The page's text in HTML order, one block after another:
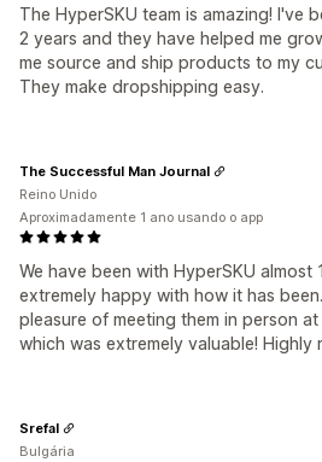
The HyperSKU team is amazing! I've
2 years and they have helped me
me source and ship products to my
They make dropshipping easy.
We have been with HyperSKU almost
extremely happy with how it has
pleasure of meeting them in person
which was extremely valuable! Highly
The Successful Man Journal
Reino Unido
Aproximadamente 1 ano usando o app
Srefal
Bulgária